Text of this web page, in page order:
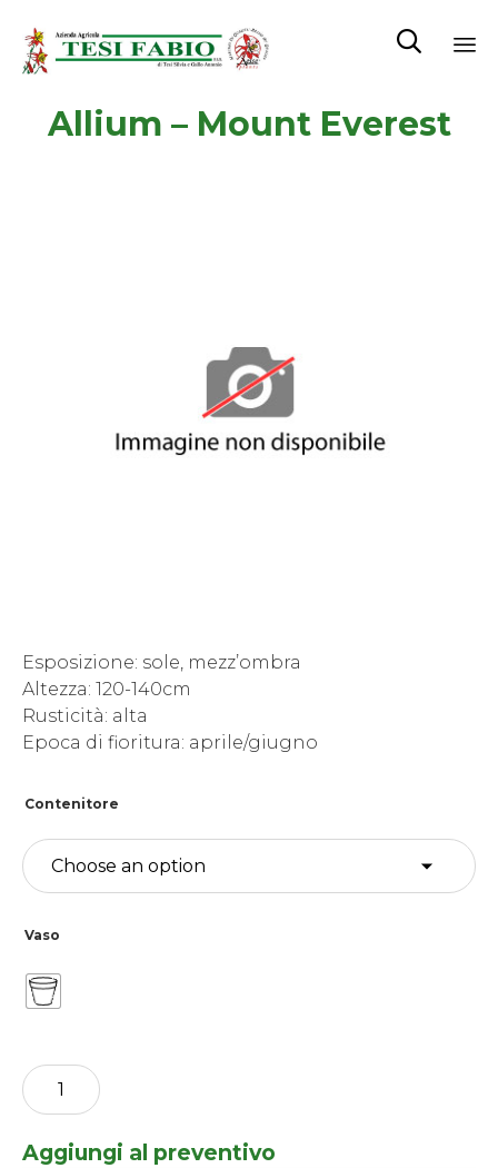

Allium – Mount Everest
Esposizione: sole, mezz’ombra
Altezza: 120-140cm
Rusticità: alta
Epoca di fioritura: aprile/giugno
Contenitore
Vaso
Allium
-
Mount
quantity
Aggiungi al preventivo